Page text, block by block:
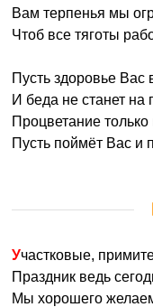
Вам терпенья мы
Чтоб все тяготы
Пусть здоровье Вас
И беда не станет на
Процветание
Пусть поймёт Вас и
Участковые,
Праздник ведь
Мы хорошего